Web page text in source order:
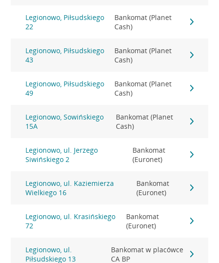
Legionowo, Piłsudskiego
22
Bankomat (Planet
Cash)
Legionowo, Piłsudskiego
43
Bankomat (Planet
Cash)
Legionowo, Piłsudskiego
49
Bankomat (Planet
Cash)
Legionowo, Sowińskiego
15A
Bankomat (Planet
Cash)
Legionowo, ul. Jerzego
Siwińskiego 2
Bankomat
(Euronet)
Legionowo, ul. Kaziemierza
Wielkiego 16
Bankomat
(Euronet)
Legionowo, ul. Krasińskiego
72
Bankomat
(Euronet)
Legionowo, ul.
Piłsudskiego 13
Bankomat w placówce
CA BP